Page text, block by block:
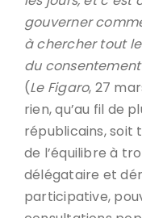
gouverner
à chercher tout
du
(Le Figaro, 27
rien, qu’au fil de
républicains, soit
de l’équilibre à
délégataire et
participative,